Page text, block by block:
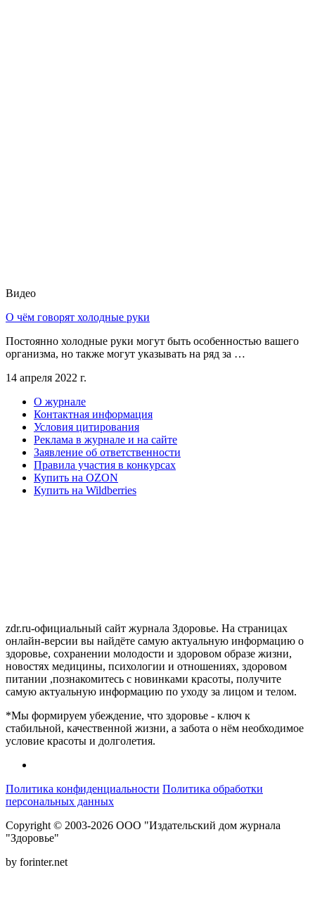
Видео
О чём говорят холодные руки
Постоянно холодные руки могут быть особенностью вашего
организма, но также могут указывать на ряд за …
14 апреля 2022 г.
О журнале
Контактная информация
Условия цитирования
Реклама в журнале и на сайте
Заявление об ответственности
Правила участия в конкурсах
Купить на OZON
Купить на Wildberries
zdr.ru-официальный сайт журнала Здоровье. На страницах
онлайн-версии вы найдёте самую актуальную информацию о
здоровье, сохранении молодости и здоровом образе жизни,
новостях медицины, психологии и отношениях, здоровом
питании ,познакомитесь с новинками красоты, получите
самую актуальную информацию по уходу за лицом и телом.
*Мы формируем убеждение, что здоровье - ключ к
стабильной, качественной жизни, а забота о нём необходимое
условие красоты и долголетия.
Политика конфиденциальности Политика обработки
персональных данных
Copyright © 2003-2026 ООО "Издательский дом журнала
"Здоровье"
by forinter.net